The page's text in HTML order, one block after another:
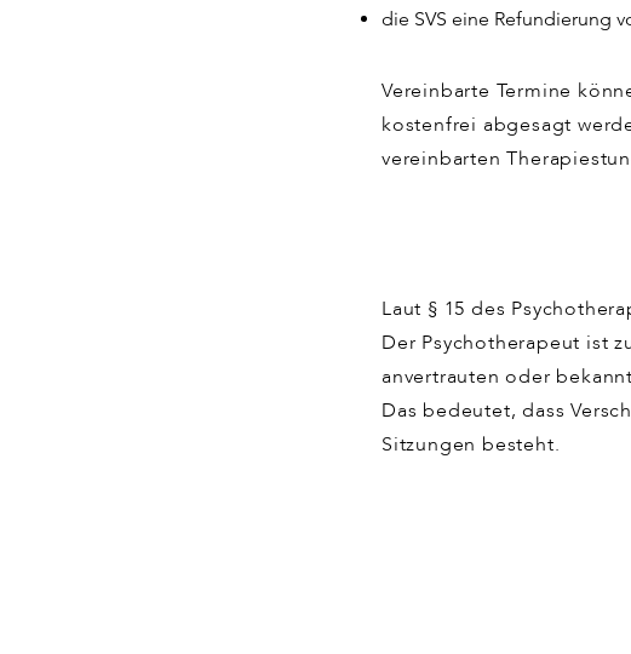
die SVS eine Refundierung
Vereinbarte Termine
kostenfrei abgesagt
vereinbarten
Laut § 15 des
Der Psychotherapeut ist
anvertrauten oder
Das bedeutet, dass
Sitzungen besteht.